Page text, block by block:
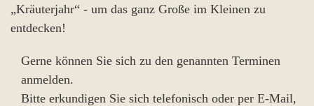
„Kräuterjahr“ - um das ganz Große im Kleinen zu
entdecken!
Gerne können Sie sich zu den genannten Terminen
anmelden.
Bitte erkundigen Sie sich telefonisch oder per E-Mail,